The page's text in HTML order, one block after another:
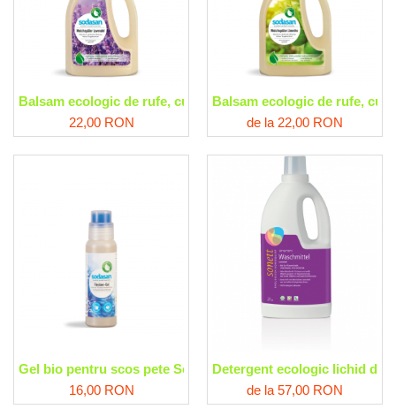
Balsam ecologic de rufe, cu lavanda Sodasan
22,00 RON
Balsam ecologic de rufe, cu
de la 22,00 RON
Gel bio pentru scos pete Sodasan
16,00 RON
Detergent ecologic lichid de
de la 57,00 RON